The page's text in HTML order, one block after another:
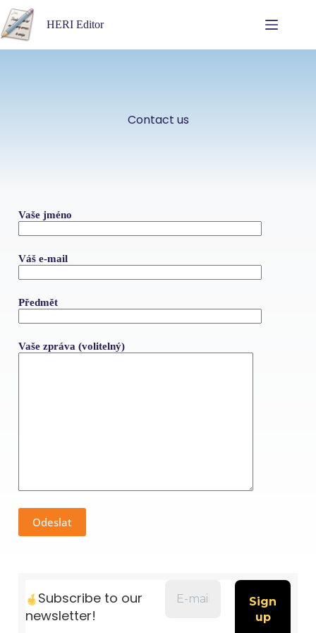
HERI Editor
Contact us
Vaše jméno
Váš e-mail
Předmět
Vaše zpráva (volitelný)
Subscribe to our
newsletter!